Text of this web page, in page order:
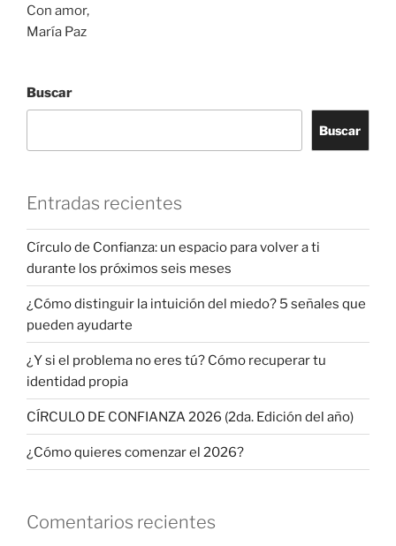
Con amor,
María Paz
Buscar
Buscar
Entradas recientes
Círculo de Confianza: un espacio para volver a ti
durante los próximos seis meses
¿Cómo distinguir la intuición del miedo? 5 señales que
pueden ayudarte
¿Y si el problema no eres tú? Cómo recuperar tu
identidad propia
CÍRCULO DE CONFIANZA 2026 (2da. Edición del año)
¿Cómo quieres comenzar el 2026?
Comentarios recientes